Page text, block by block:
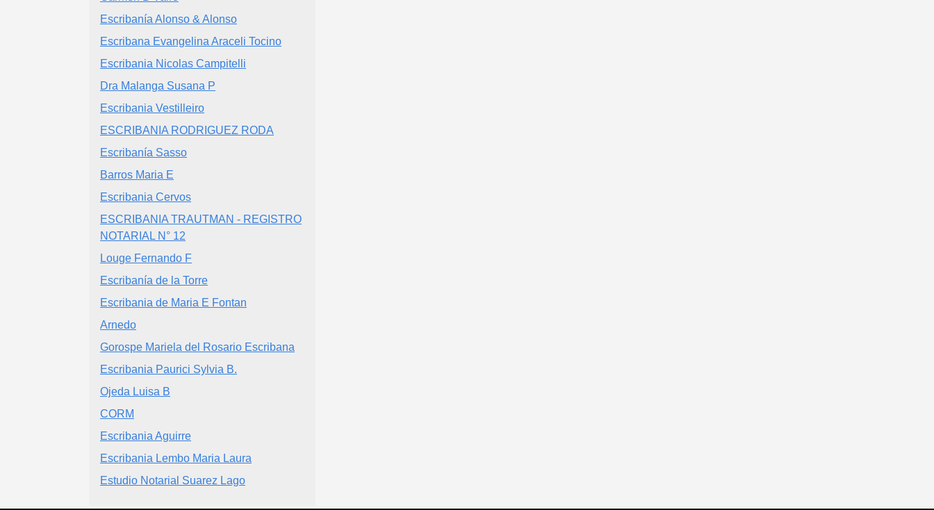
Escribanía Alonso & Alonso
Escribana Evangelina Araceli Tocino
Escribania Nicolas Campitelli
Dra Malanga Susana P
Escribania Vestilleiro
ESCRIBANIA RODRIGUEZ RODA
Escribanía Sasso
Barros Maria E
Escribania Cervos
ESCRIBANIA TRAUTMAN - REGISTRO
NOTARIAL N° 12
Louge Fernando F
Escribanía de la Torre
Escribania de Maria E Fontan
Arnedo
Gorospe Mariela del Rosario Escribana
Escribania Paurici Sylvia B.
Ojeda Luisa B
CORM
Escribania Aguirre
Escribania Lembo Maria Laura
Estudio Notarial Suarez Lago